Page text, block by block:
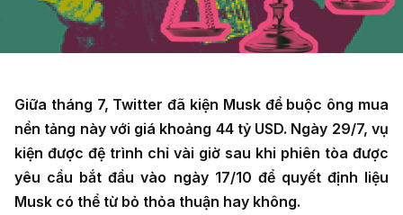
Giữa tháng 7, Twitter đã kiện Musk để buộc ông mua
nền tảng này với giá khoảng 44 tỷ USD. Ngày 29/7, vụ
kiện được đệ trình chỉ vài giờ sau khi phiên tòa được
yêu cầu bắt đầu vào ngày 17/10 để quyết định liệu
Musk có thể từ bỏ thỏa thuận hay không.